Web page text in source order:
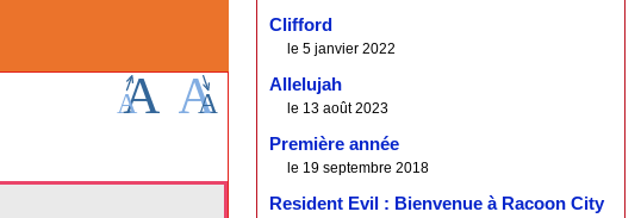
Clifford
le 5 janvier 2022
Allelujah
le 13 août 2023
Première année
le 19 septembre 2018
Resident Evil : Bienvenue à Racoon City